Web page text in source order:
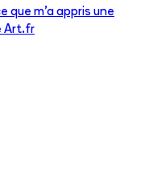
que m’a appris une
Art.fr